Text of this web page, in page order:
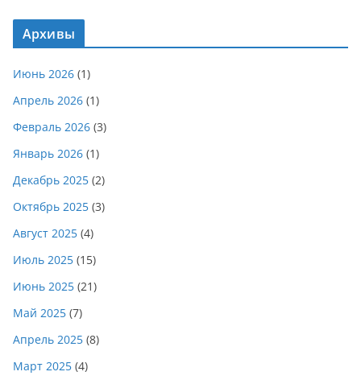
Архивы
Июнь 2026 (1)
Апрель 2026 (1)
Февраль 2026 (3)
Январь 2026 (1)
Декабрь 2025 (2)
Октябрь 2025 (3)
Август 2025 (4)
Июль 2025 (15)
Июнь 2025 (21)
Май 2025 (7)
Апрель 2025 (8)
Март 2025 (4)